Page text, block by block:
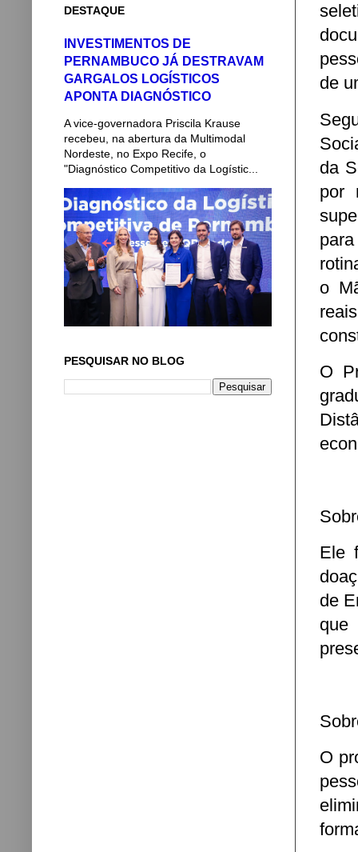
de
da
por
o
O
Ele
de
que
O
DESTAQUE
INVESTIMENTOS DE
PERNAMBUCO JÁ DESTRAVAM
GARGALOS LOGÍSTICOS
APONTA DIAGNÓSTICO
A vice-governadora Priscila Krause
recebeu, na abertura da Multimodal
Nordeste, no Expo Recife, o
"Diagnóstico Competitivo da Logístic...
PESQUISAR NO BLOG